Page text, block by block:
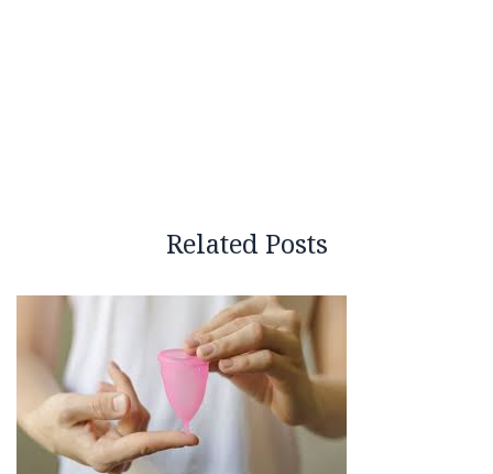
Related Posts